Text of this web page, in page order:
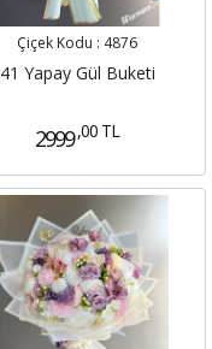
Çiçek Kodu : 4876
41 Yapay Gül Buketi
2999 ,00 TL